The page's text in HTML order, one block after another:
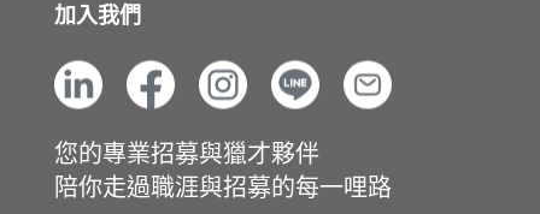
加入我們
您的專業招募與獵才夥伴
陪你走過職涯與招募的每一哩路